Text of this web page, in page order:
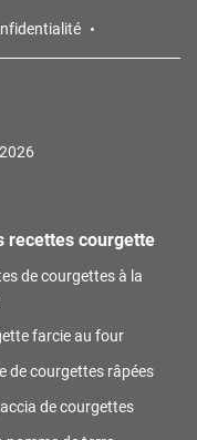
recettes courgette
de courgettes à la
farcie au four
de courgettes râpées
de courgettes